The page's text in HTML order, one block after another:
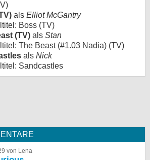
als Elliot McGantry
Boss (TV)
(TV) als Stan
The Beast (#1.03 Nadia) (TV)
als Nick
Sandcastles
von Lena